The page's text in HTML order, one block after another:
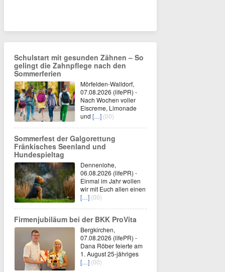
Schulstart mit gesunden Zähnen – So
gelingt die Zahnpflege nach den
Sommerferien
Mörfelden-Walldorf,
07.08.2026 (lifePR) -
Nach Wochen voller
Eiscreme, Limonade
und […] (00)
Sommerfest der Galgorettung
Fränkisches Seenland und
Hundespieltag
Dennenlohe,
06.08.2026 (lifePR) -
Einmal im Jahr wollen
wir mit Euch allen einen
[…] (00)
Firmenjubiläum bei der BKK ProVita
Bergkirchen,
07.08.2026 (lifePR) -
Dana Röber feierte am
1. August 25-jähriges
[…] (00)